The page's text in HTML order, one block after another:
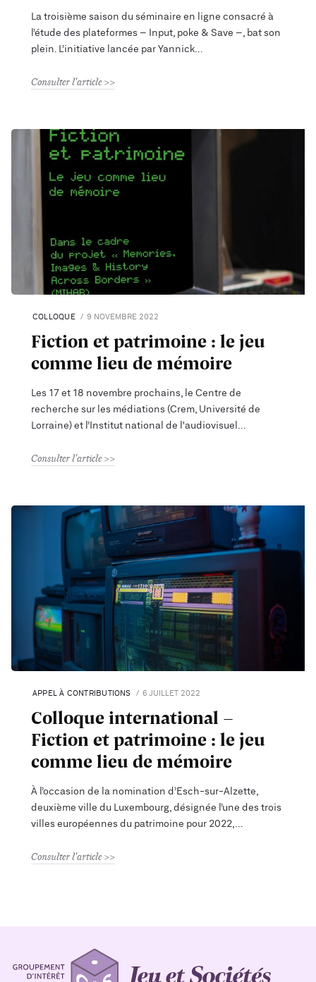
La troisième saison du séminaire en ligne consacré à
l’étude des plateformes – Input, poke & Save –, bat son
plein. L’initiative lancée par Yannick
Consulter l'article
COLLOQUE 9 NOVEMBRE 2022
Fiction et patrimoine : le jeu
comme lieu de mémoire
Les 17 et 18 novembre prochains, le Centre de
recherche sur les médiations (Crem, Université de
Lorraine) et l’Institut national de l'audiovisuel
Consulter l'article
APPEL À CONTRIBUTIONS 6 JUILLET 2022
Colloque international -
Fiction et patrimoine : le jeu
comme lieu de mémoire
À l’occasion de la nomination d’Esch-sur-Alzette,
deuxième ville du Luxembourg, désignée l’une des trois
villes européennes du patrimoine pour 2022,
Consulter l'article